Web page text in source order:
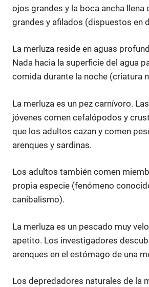
ojos grandes y la boca ancha llena
grandes y afilados (dispuestos en
La merluza reside en aguas
Nada hacia la superficie del agua
comida durante la noche (criatura
La merluza es un pez carnívoro.
jóvenes comen cefalópodos y
que los adultos cazan y comen
arenques y sardinas.
Los adultos también comen
propia especie (fenómeno
canibalismo).
La merluza es un pescado muy
apetito. Los investigadores
arenques en el estómago de una
Los depredadores naturales de la